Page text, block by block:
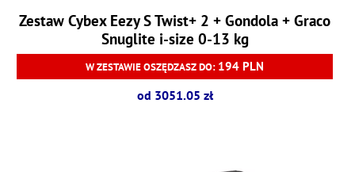
Zestaw Cybex Eezy S Twist+ 2 + Gondola + Graco
Snuglite i-size 0-13 kg
W ZESTAWIE OSZĘDZASZ DO: 194 PLN
od 3051.05 zł